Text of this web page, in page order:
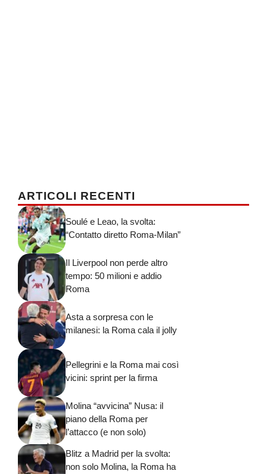
ARTICOLI RECENTI
Soulé e Leao, la svolta:
“Contatto diretto Roma-Milan”
Il Liverpool non perde altro
tempo: 50 milioni e addio
Roma
Asta a sorpresa con le
milanesi: la Roma cala il jolly
Pellegrini e la Roma mai così
vicini: sprint per la firma
Molina “avvicina” Nusa: il
piano della Roma per
l’attacco (e non solo)
Blitz a Madrid per la svolta:
non solo Molina, la Roma ha